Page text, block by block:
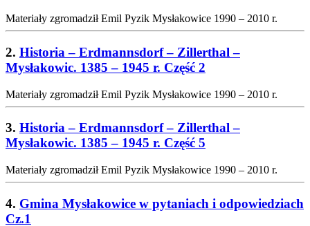
Materiały zgromadził Emil Pyzik Mysłakowice 1990 – 2010 r.
2. Historia – Erdmannsdorf – Zillerthal –
Mysłakowic. 1385 – 1945 r. Część 2
Materiały zgromadził Emil Pyzik Mysłakowice 1990 – 2010 r.
3. Historia – Erdmannsdorf – Zillerthal –
Mysłakowic. 1385 – 1945 r. Część 5
Materiały zgromadził Emil Pyzik Mysłakowice 1990 – 2010 r.
4. Gmina Mysłakowice w pytaniach i odpowiedziach
Cz.1